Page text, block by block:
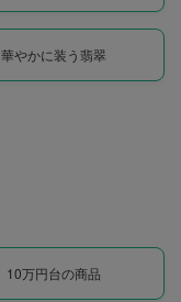
華やかに装う翡翠
10万円台の商品